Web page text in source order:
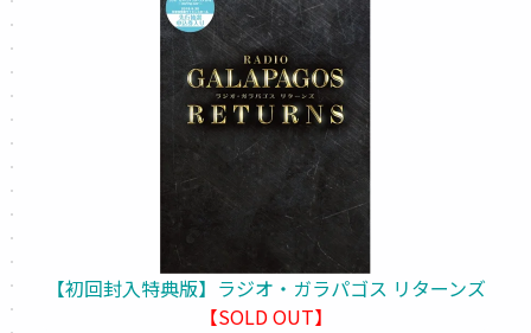
【初回封入特典版】ラジオ・ガラパゴス リターンズ
【SOLD OUT】